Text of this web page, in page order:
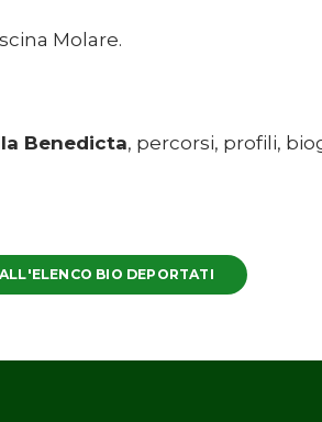
Molare.
Benedicta, percorsi, profili,
BIO DEPORTATI